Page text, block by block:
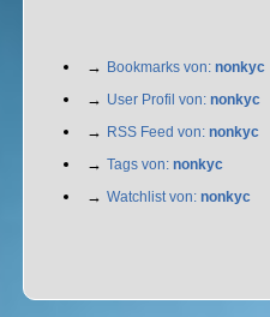
→ Bookmarks von: nonkyc
→ User Profil von: nonkyc
→ RSS Feed von: nonkyc
→ Tags von: nonkyc
→ Watchlist von: nonkyc